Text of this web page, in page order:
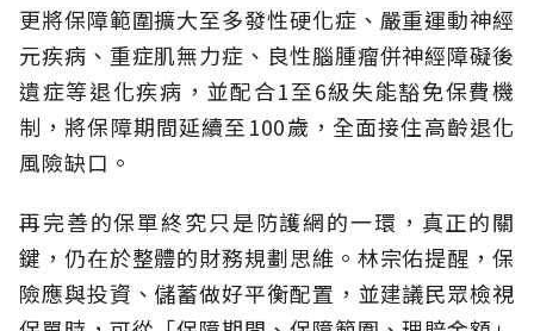
更將保障範圍擴大至多發性硬化症、嚴重運動神經
元疾病、重症肌無力症、良性腦腫瘤併神經障礙後
遺症等退化疾病，並配合1至6級失能豁免保費機
制，將保障期間延續至100歲，全面接住高齡退化
風險缺口。
再完善的保單終究只是防護網的一環，真正的關
鍵，仍在於整體的財務規劃思維。 林宗佑提醒，保
險應與投資、儲蓄做好平衡配置，並建議民眾檢視